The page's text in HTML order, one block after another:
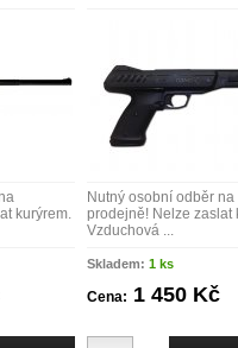
kurýrem.
Nutný osobní odběr na
prodejně! Nelze zaslat
Vzduchová ...
Skladem: 1 ks
Cena: 1 450 Kč